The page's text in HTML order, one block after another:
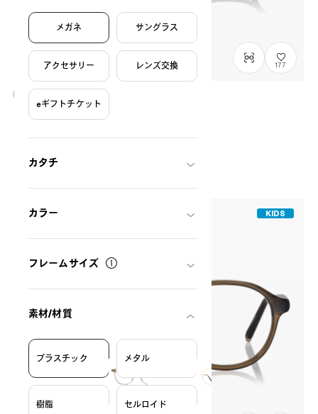
メガネ サングラス
アクセサリー レンズ交換
eギフトチケット
カタチ
カラー
フレームサイズ
素材/材質
プラスチック メタル
樹脂 セルロイド
177
OWNDAYS × POMPOMPURIN
SR2009M-6AC1 / Size: XS
KIDS